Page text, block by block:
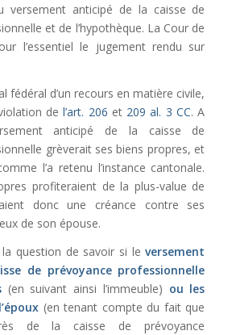
versement anticipé de la caisse de
et de l’hypothèque. La Cour de
l’essentiel le jugement rendu sur
fédéral d’un recours en matière civile,
del’art. 206 et 209 al. 3 CC. A
anticipé de la caisse de
grèverait ses biens propres, et
l’a retenu l’instance cantonale.
profiteraient de la plus-value de
donc une créance contre ses
de son épouse.
question de savoir si le versement
de prévoyance professionnelle
(en suivant ainsi l’immeuble) ou les
(en tenant compte du fait que
de la caisse de prévoyance